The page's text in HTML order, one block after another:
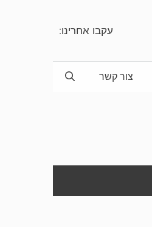
עקבו אחרינו:
צור קשר